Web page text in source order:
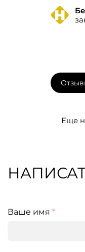
Еще
Ваше имя *